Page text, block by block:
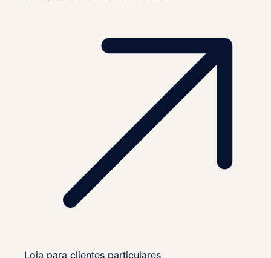
Loja para clientes particulares